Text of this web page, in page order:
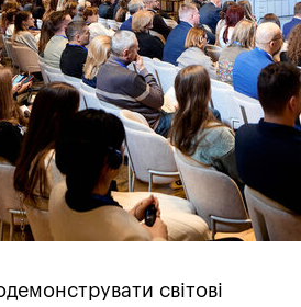
світові